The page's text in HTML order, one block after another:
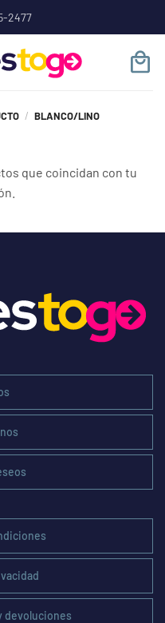
2477
/ BLANCO/LINO
que coincidan con tu
devoluciones